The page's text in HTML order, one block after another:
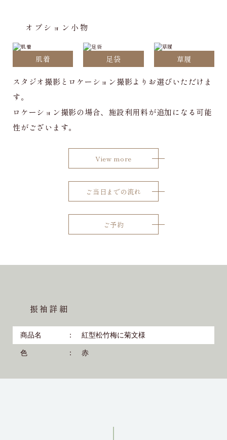
オプション小物
肌着 足袋 草履
スタジオ撮影とロケーション撮影よりお選びいただけま
す。
ロケーション撮影の場合、施設利用料が追加になる可能
性がございます。
View more
ご当日までの流れ
ご予約
振袖詳細
商品名 紅型松竹梅に菊文様
色 赤